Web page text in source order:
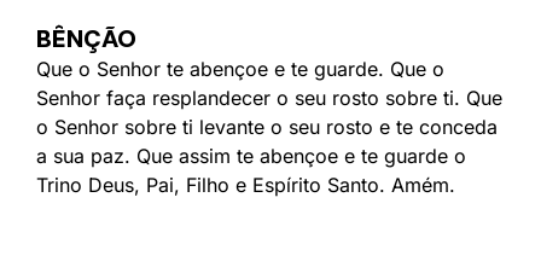
BÊNÇÃO
Que o Senhor te abençoe e te guarde. Que o
Senhor faça resplandecer o seu rosto sobre ti. Que
o Senhor sobre ti levante o seu rosto e te conceda
a sua paz. Que assim te abençoe e te guarde o
Trino Deus, Pai, Filho e Espírito Santo. Amém.